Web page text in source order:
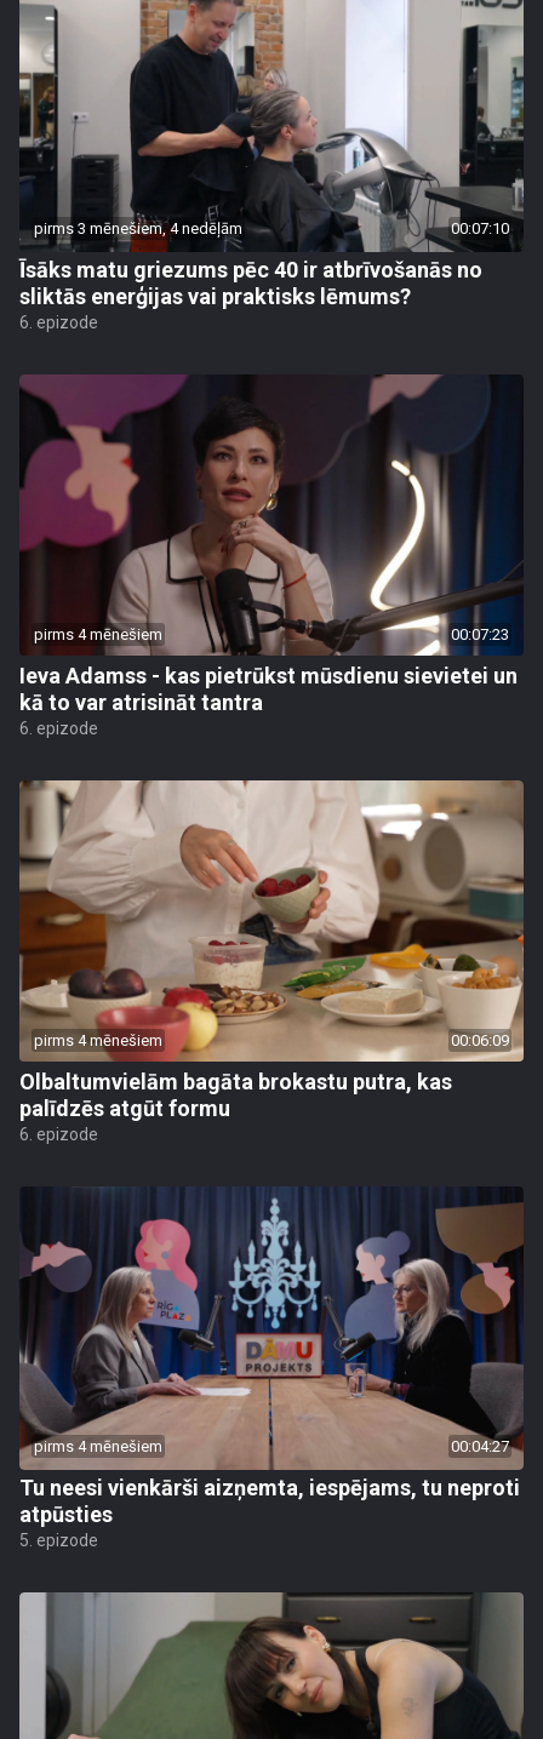
pirms 3 mēnešiem, 4 nedēļām 00:07:10
Īsāks matu griezums pēc 40 ir atbrīvošanās no
sliktās enerģijas vai praktisks lēmums?
6. epizode
pirms 4 mēnešiem 00:07:23
Ieva Adamss - kas pietrūkst mūsdienu sievietei un
kā to var atrisināt tantra
6. epizode
pirms 4 mēnešiem 00:06:09
Olbaltumvielām bagāta brokastu putra, kas
palīdzēs atgūt formu
6. epizode
pirms 4 mēnešiem 00:04:27
Tu neesi vienkārši aizņemta, iespējams, tu neproti
atpūsties
5. epizode